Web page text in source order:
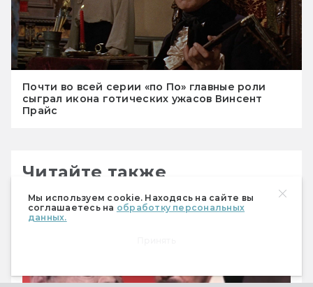
Мы используем cookie. Находясь на сайте вы
соглашаетесь на обработку персональных
данных.
Почти во всей серии «по По» главные роли
сыграл икона готических ужасов Винсент
Прайс
Читайте также